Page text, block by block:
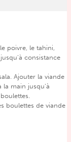
poivre, le tahini,
consistance
Ajouter la viande
main jusqu’à
boulettes de viande